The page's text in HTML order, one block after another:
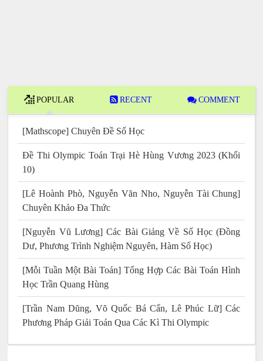
POPULAR RECENT COMMENT
[Mathscope] Chuyên Đề Số Học
Đề Thi Olympic Toán Trại Hè Hùng Vương 2023 (Khối
10)
[Lê Hoành Phò, Nguyễn Văn Nho, Nguyễn Tài Chung]
Chuyên Khảo Đa Thức
[Nguyễn Vũ Lương] Các Bài Giảng Về Số Học (Đồng
Dư, Phương Trình Nghiệm Nguyên, Hàm Số Học)
[Mỗi Tuần Một Bài Toán] Tổng Hợp Các Bài Toán Hình
Học Trần Quang Hùng
[Trần Nam Dũng, Võ Quốc Bá Cẩn, Lê Phúc Lữ] Các
Phương Pháp Giải Toán Qua Các Kì Thi Olympic